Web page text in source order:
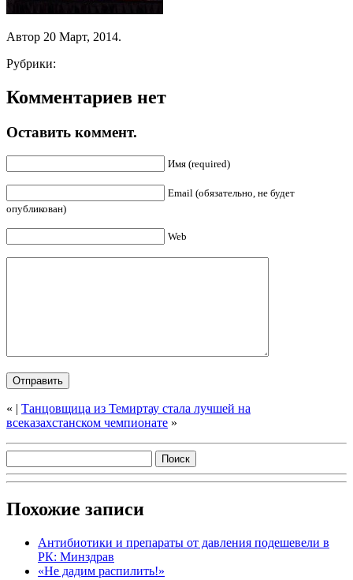
Автор 20 Март, 2014.
Рубрики:
Комментариев нет
Оставить коммент.
Имя (required)
Email (обязательно, не будет
опубликован)
Web
« | Танцовщица из Темиртау стала лучшей на
всеказахстанском чемпионате »
Похожие записи
Антибиотики и препараты от давления подешевели в
РК: Минздрав
«Не дадим распилить!»